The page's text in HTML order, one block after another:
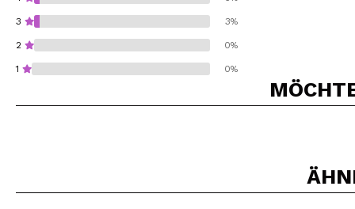
3 3%
2 0%
1 0%